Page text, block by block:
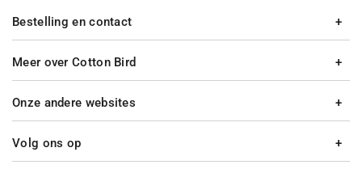
Bestelling en contact
Meer over Cotton Bird
Onze andere websites
Volg ons op